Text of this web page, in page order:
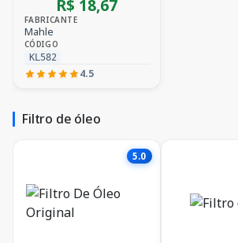
R$ 18,67
FABRICANTE
Mahle
CÓDIGO
KL582
4.5
Filtro de óleo
5.0